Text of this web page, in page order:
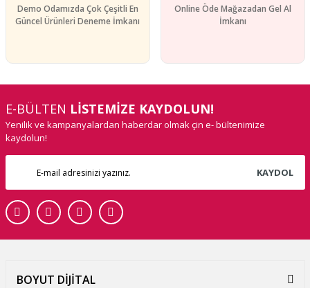
Demo Odamızda Çok Çeşitli En
Güncel Ürünleri Deneme İmkanı
Online Öde Mağazadan Gel Al
İmkanı
E-BÜLTEN LİSTEMİZE KAYDOLUN!
Yenilik ve kampanyalardan haberdar olmak çin e- bültenimize
kaydolun!
KAYDOL
BOYUT DİJİTAL